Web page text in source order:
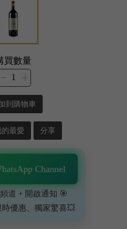
買數量
到購物車
最愛 分享
Channel
道 + 開啟通知 🎯
時優惠、獨家驚喜💥